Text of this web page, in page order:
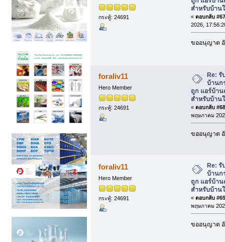
กระทู้: 24691
สำหรับบ้าน
« ตอบกลับ
2026,
ขออนุญาต
foraliv11
Hero Member
กระทู้: 24691
Re: รั
บ้านก
ถูก แอร์บ้า
สำหรับบ้าน
« ตอบกลับ
พฤษภาคม
ขออนุญาต
foraliv11
Hero Member
กระทู้: 24691
Re: รั
บ้านก
ถูก แอร์บ้า
สำหรับบ้าน
« ตอบกลับ
พฤษภาคม
ขออนุญาต